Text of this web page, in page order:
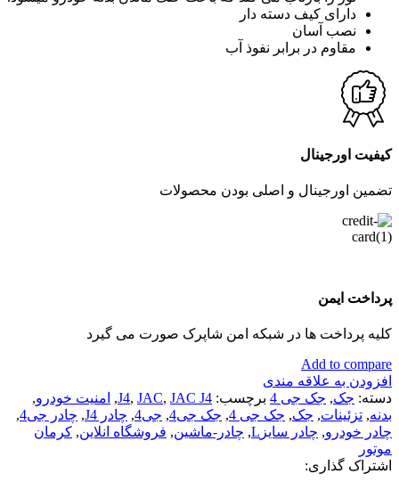
دارای کیف دسته دار
نصب آسان
مقاوم در برابر نفوذ آب
کیفیت اورجینال
تضمین اورجینال و اصلی بودن محصولات
پرداخت ایمن
کلیه پرداخت ها در شبکه امن شاپرک صورت می گیرد
Add to compare
افزودن به علاقه مندی
دسته: جک, جک جی 4 برچسب: J4, JAC, JAC J4
, امنیت خودرو,
بدنه, تزئینات, جک, جک جی 4 , جک جی4 , جی4 , چادر J4 , چادر جی4 ,
چادر خودرو, چادر سایزL , چادر-ماشین, فروشگاه انلاین, کرمان
موتور
اشتراک گذاری: